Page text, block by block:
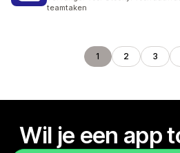
teamtaken
1 2 3
Wil je een app